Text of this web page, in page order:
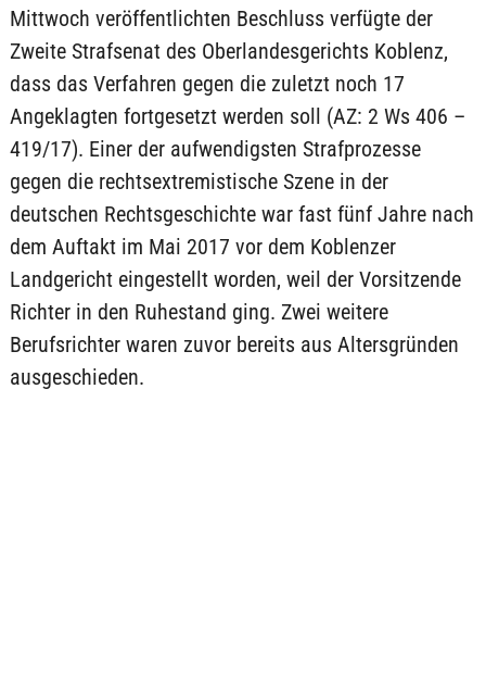
Mittwoch veröffentlichten Beschluss verfügte der
Zweite Strafsenat des Oberlandesgerichts Koblenz,
dass das Verfahren gegen die zuletzt noch 17
Angeklagten fortgesetzt werden soll (AZ: 2 Ws 406 –
419/17). Einer der aufwendigsten Strafprozesse
gegen die rechtsextremistische Szene in der
deutschen Rechtsgeschichte war fast fünf Jahre nach
dem Auftakt im Mai 2017 vor dem Koblenzer
Landgericht eingestellt worden, weil der Vorsitzende
Richter in den Ruhestand ging. Zwei weitere
Berufsrichter waren zuvor bereits aus Altersgründen
ausgeschieden.